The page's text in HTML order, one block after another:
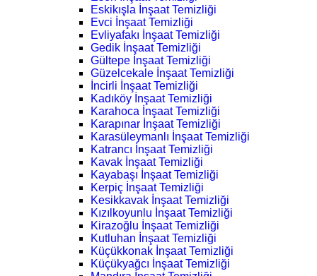
Eskikışla İnşaat Temizliği
Evci İnşaat Temizliği
Evliyafakı İnşaat Temizliği
Gedik İnşaat Temizliği
Gültepe İnşaat Temizliği
Güzelcekale İnşaat Temizliği
İncirli İnşaat Temizliği
Kadıköy İnşaat Temizliği
Karahoca İnşaat Temizliği
Karapınar İnşaat Temizliği
Karasüleymanlı İnşaat Temizliği
Katrancı İnşaat Temizliği
Kavak İnşaat Temizliği
Kayabaşı İnşaat Temizliği
Kerpiç İnşaat Temizliği
Kesikkavak İnşaat Temizliği
Kızılkoyunlu İnşaat Temizliği
Kirazoğlu İnşaat Temizliği
Kutluhan İnşaat Temizliği
Küçükkonak İnşaat Temizliği
Küçükyağcı İnşaat Temizliği